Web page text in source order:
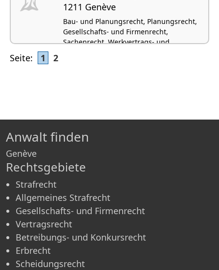
1211 Genève
Bau- und Planungsrecht, Planungsrecht,
Gesellschafts- und Firmenrecht,
Sachenrecht, Werkvertrags- und
Seite: 1 2
Anwalt finden
Genève
Rechtsgebiete
Strafrecht
Allgemeines Strafrecht
Gesellschafts- und Firmenrecht
Vertragsrecht
Betreibungs- und Konkursrecht
Erbrecht
Scheidungsrecht